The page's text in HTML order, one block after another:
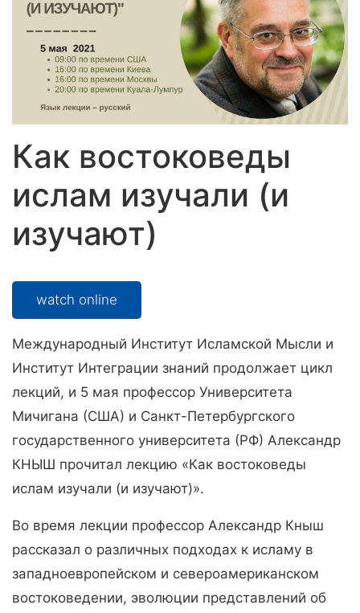
Как востоковеды
ислам изучали (и
изучают)
watch online
Международный Институт Исламской Мысли и
Институт Интеграции знаний продолжает цикл
лекций, и 5 мая профессор Университета
Мичигана (США) и Санкт-Петербургского
государственного университета (РФ) Александр
КНЫШ прочитал лекцию «Как востоковеды
ислам изучали (и изучают)».
Во время лекции профессор Александр Кныш
рассказал о различных подходах к исламу в
западноевропейском и североамериканском
востоковедении, эволюции представлений об